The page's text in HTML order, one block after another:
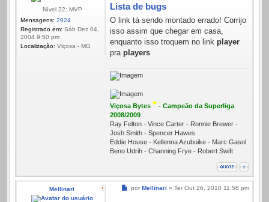
Nível 22: MVP
Mensagens: 2924
Registrado em: Sáb Dez 04,
2004 9:50 pm
Localização: Viçosa - MG
Lista de bugs
O link tá sendo montado errado! Corrijo
isso assim que chegar em casa,
enquanto isso troquem no link player
pra players
Viçosa Bytes * - Campeão da Superliga
2008/2009
Ray Felton - Vince Carter - Ronnie Brewer -
Josh Smith - Spencer Hawes
Eddie House - Kellenna Azubuike - Marc Gasol
Beno Udrih - Channing Frye - Robert Swift
Mellinari Mensagem
por Mellinari » Ter Out 26, 2010 11:58 pm